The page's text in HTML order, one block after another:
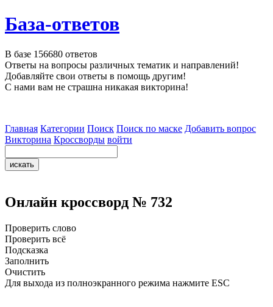
База-ответов
В базе 156680 ответов
Ответы на вопросы различных тематик и направлений!
Добавляйте свои ответы в помощь другим!
С нами вам не страшна никакая викторина!
Главная Категории Поиск Поиск по маске Добавить вопрос
Викторина Кроссворды войти
Онлайн кроссворд № 732
Проверить слово
Проверить всё
Подсказка
Заполнить
Очистить
Для выхода из полноэкранного режима нажмите ESC